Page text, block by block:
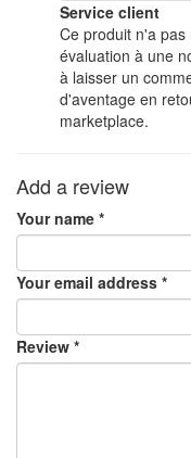
Service client
Ce produit n'a
évaluation à une
à laisser un
d'aventage en
marketplace.
Add a review
Your name *
Your email address *
Review *